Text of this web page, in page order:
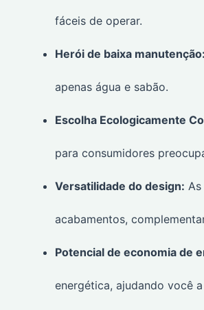
fáceis de operar.
Herói de baixa manutenção:
apenas água e sabão.
Escolha Ecologicamente
para consumidores
Versatilidade do design:
acabamentos,
Potencial de economia de
energética, ajudando você